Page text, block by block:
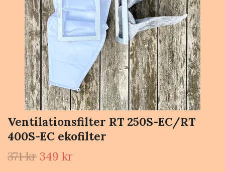
Ventilationsfilter RT 250S-EC/RT
400S-EC ekofilter
371 kr 349 kr